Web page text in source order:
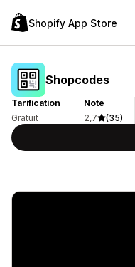
Shopify App Store
Shopcodes
Tarification
Gratuit
Note
2,7
(35)